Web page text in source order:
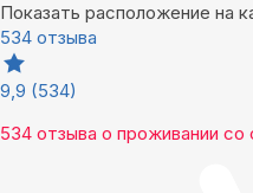
Показать расположение на
534 отзыва
9,9 (534)
534 отзыва о проживании со